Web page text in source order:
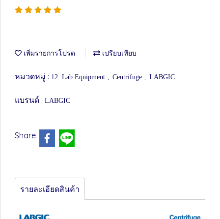
เพิ่มรายการโปรด เปรียบเทียบ
หมวดหมู่ : 12. Lab Equipment , Centrifuge , LABGIC
แบรนด์ : LABGIC
Share
รายละเอียดสินค้า